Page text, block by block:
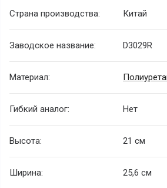
Страна производства: Китай
Заводское название: D3029R
Материал:
Гибкий аналог: Нет
Высота: 21 см
Ширина: 25,6 см